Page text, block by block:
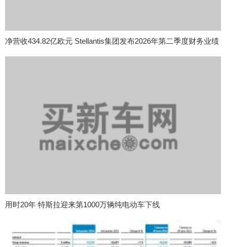
净营收434.82亿欧元 Stellantis集团发布2026年第二季度财务业绩
用时20年 特斯拉迎来第1000万辆纯电动车下线